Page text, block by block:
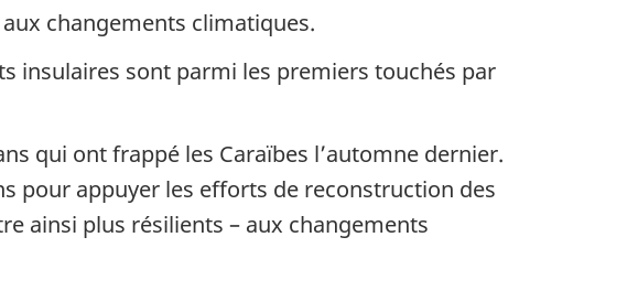
changements climatiques.
insulaires sont parmi les premiers touchés par
qui ont frappé les Caraïbes l’automne dernier.
pour appuyer les efforts de reconstruction des
ainsi plus résilients – aux changements